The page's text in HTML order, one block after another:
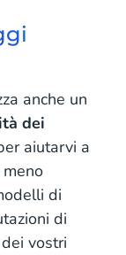
anche un
dei
aiutarvi a
di
di
vostri